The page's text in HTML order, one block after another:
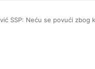
SSP: Neću se povući zbog